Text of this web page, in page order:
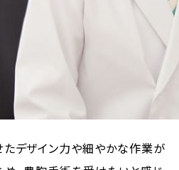
デザイン力や細やかな作業が